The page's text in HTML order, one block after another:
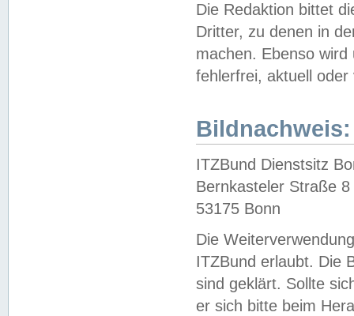
Die Redaktion bittet
Dritter, zu denen in
machen. Ebenso
fehlerfrei, aktuell oder
Bildnachweis:
ITZBund Dienstsitz
Bernkasteler Straße 8
53175 Bonn
Die
ITZBund erlaubt. Die
sind geklärt. Sollte
er sich bitte beim